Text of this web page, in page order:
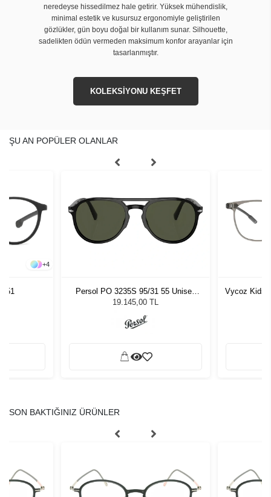
neredeyse hissedilmez hale getirir. Yüksek mühendislik,
minimal estetik ve kusursuz ergonomiyle geliştirilen
gözlükler, gün boyu doğal bir kullanım sunar. Silhouette,
sadelikten ödün vermeden maksimum konfor arayanlar için
tasarlanmıştır.
KOLEKSİYONU KEŞFET
ŞU AN POPÜLER OLANLAR
+4
Persol PO 3235S 95/31 55 Unisex
Güneş Gözlüğü
19.145,00 TL
Vycoz Kids
SON BAKTIĞINIZ ÜRÜNLER